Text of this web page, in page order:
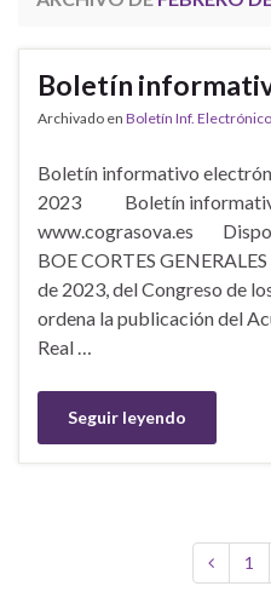
Boletín
Archivado en Boletín Inf. Electrónico
Boletín informativo
2023 Boletín
www.cograsova.es
BOE CORTES
de 2023, del Congreso de
ordena la publicación del
Real …
Seguir leyendo
1